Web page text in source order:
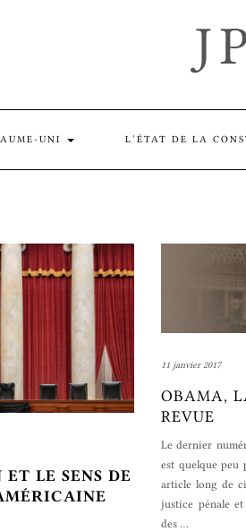
UNI L’ÉTAT DE LA
LE SENS DE
11 janvier 2017
OBAMA,
REVUE
Le dernier
est quelque peu
article long de
justice pénale et
des …